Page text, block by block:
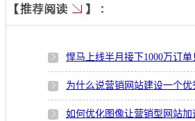
悍马上线半月接下1000万订单
为什么说营销网站建设一个优
如何优化图像让营销型网站加